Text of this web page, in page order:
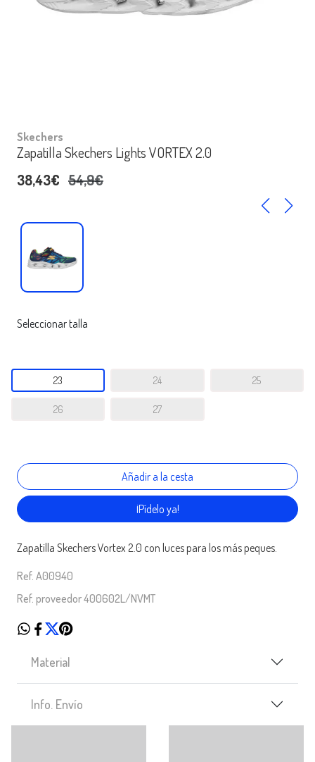
Skechers
Zapatilla Skechers Lights VORTEX 2.0
38,43€ 54,9€
Seleccionar talla
23 24 25
26 27
¡Pídelo ya!
Zapatilla Skechers Vortex 2.0 con luces para los más peques.
Ref. A00940
Ref. proveedor 400602L/NVMT
Material
Info. Envío